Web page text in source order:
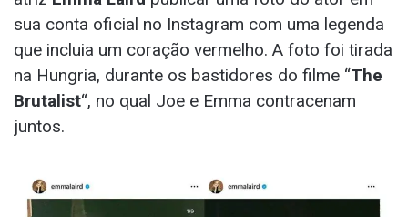
sua conta oficial no Instagram com uma legenda
que incluia um coração vermelho. A foto foi tirada
na Hungria, durante os bastidores do filme “The
Brutalist“, no qual Joe e Emma contracenam
juntos.